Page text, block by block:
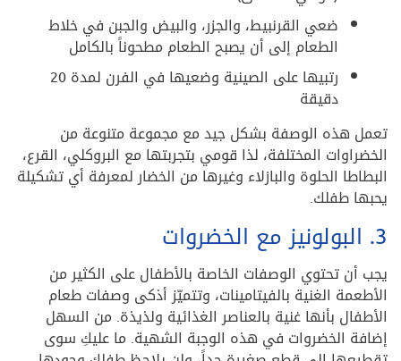
ضعي القرنبيط، والجزر، والبيض والجبن في خلاط
الطعام إلى أن يصبح الطعام مطحوناً بالكامل
رتبيها على الصينية وضعيها في الفرن لمدة 20
دقيقة
تعمل هذه الوصفة بشكل جيد مع مجموعة متنوعة من
الخضراوات المختلفة، لذا قومي بتجربتها مع البروكلي، القرع،
البطاطا الحلوة والبازلاء وغيرها من الخضار لمعرفة أي تشكيلة
يحبها طفلك.
3. البولونيز مع الخضروات
يجب أن تحتوي الوصفات الخاصة بالأطفال على الكثير من
الأطعمة الغنية بالفيتامينات، وتتميّز أذكى وصفات طعام
الأطفال بأنها غنية بالعناصر الغذائية ولذيذة. من السهل
إضافة الخضروات في هذه الوجبة الشهية. ما عليكِ سوى